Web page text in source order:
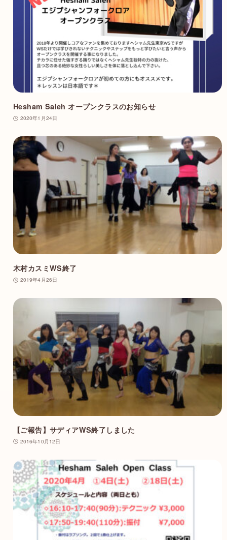
Hesham Saleh オープンクラスのお知らせ
2020年1月24日
木村カスミWS終了
2019年4月26日
【ご報告】サディアWS終了しました
2016年10月12日